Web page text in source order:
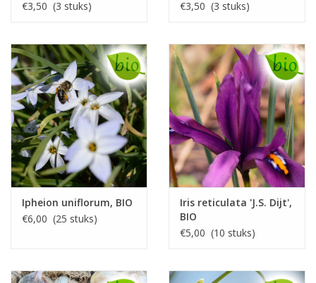
€3,50 (3 stuks)
€3,50 (3 stuks)
Ipheion uniflorum, BIO
€6,00 (25 stuks)
Iris reticulata 'J.S. Dijt',
BIO
€5,00 (10 stuks)